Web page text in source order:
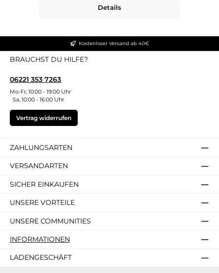
Details
Kostenloser Versand ab 40€
BRAUCHST DU HILFE?
06221 353 7263
Mo-Fr, 10:00 - 19:00 Uhr
Sa, 10:00 - 16:00 Uhr
Vertrag widerrufen
ZAHLUNGSARTEN
VERSANDARTEN
SICHER EINKAUFEN
UNSERE VORTEILE
UNSERE COMMUNITIES
INFORMATIONEN
LADENGESCHÄFT